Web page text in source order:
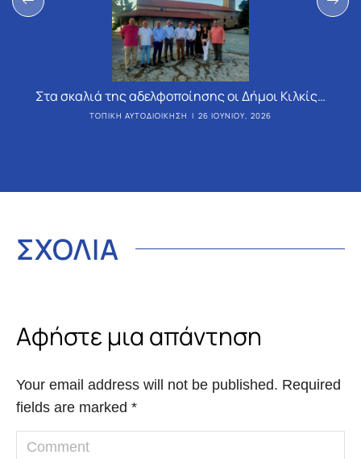
Στα σκαλιά της αδελφοποίησης οι Δήμοι Κιλκίς…
ΤΟΠΙΚΉ ΑΥΤΟΔΙΟΊΚΗΣΗ 26 ΙΟΥΝΊΟΥ, 2026
ΣΧΟΛΙΑ
Αφήστε μια απάντηση
Your email address will not be published. Required
fields are marked *
Comment